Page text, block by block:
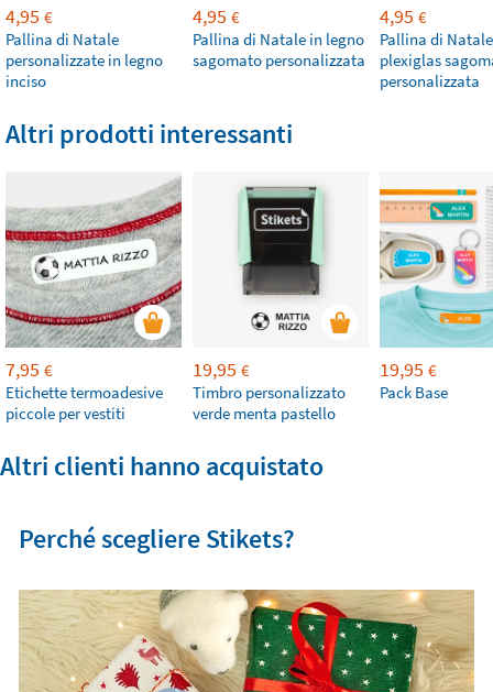
4,95 €
Pallina di Natale
personalizzate in legno
inciso
4,95 €
Pallina di Natale in legno
sagomato personalizzata
4,95 €
Pallina di
plexiglas
personalizzata
Altri prodotti interessanti
7,95 €
Etichette termoadesive
piccole per vestiti
19,95 €
Timbro personalizzato
verde menta pastello
19,95 €
Pack Base
Altri clienti hanno acquistato
Perché scegliere Stikets?